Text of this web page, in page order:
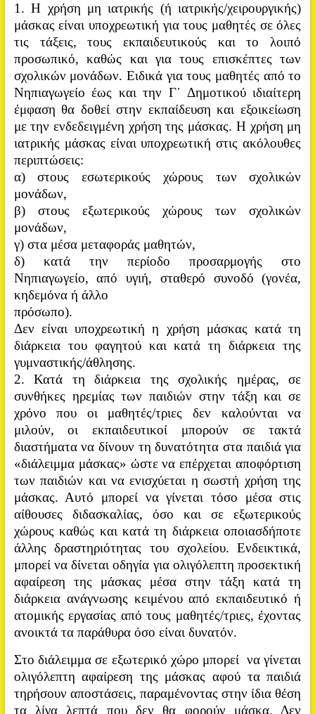
1. Η χρήση μη ιατρικής (ή ιατρικής/χειρουργικής)
μάσκας είναι υποχρεωτική για τους μαθητές σε όλες
τις τάξεις, τους εκπαιδευτικούς και το λοιπό
προσωπικό, καθώς και για τους επισκέπτες των
σχολικών μονάδων.Ειδικά για τους μαθητές από το
Νηπιαγωγείο έως και την Γ΄ Δημοτικού ιδιαίτερη
έμφαση θα δοθεί στην εκπαίδευση και εξοικείωση
με την ενδεδειγμένη χρήση της μάσκας. Η χρήση μη
ιατρικής μάσκας είναι υποχρεωτική στις ακόλουθες
περιπτώσεις:
α) στους εσωτερικούς χώρους των σχολικών
μονάδων,
β) στους εξωτερικούς χώρους των σχολικών
μονάδων,
γ) στα μέσα μεταφοράς μαθητών,
δ) κατά την περίοδο προσαρμογής στο
Νηπιαγωγείο, από υγιή, σταθερό συνοδό (γονέα,
κηδεμόνα ή άλλο
πρόσωπο).
Δεν είναι υποχρεωτική η χρήση μάσκας κατά τη
διάρκεια του φαγητού και κατά τη διάρκεια της
γυμναστικής/άθλησης.
2. Κατά τη διάρκεια της σχολικής ημέρας, σε
συνθήκες ηρεμίας των παιδιών στην τάξη και σε
χρόνο που οι μαθητές/τριες δεν καλούνται να
μιλούν, οι εκπαιδευτικοί μπορούν σε τακτά
διαστήματα να δίνουν τη δυνατότητα στα παιδιά για
«διάλειμμα μάσκας» ώστε να επέρχεται αποφόρτιση
των παιδιών και να ενισχύεται η σωστή χρήση της
μάσκας. Αυτό μπορεί να γίνεται τόσο μέσα στις
αίθουσες διδασκαλίας, όσο και σε εξωτερικούς
χώρους καθώς και κατά τη διάρκεια οποιασδήποτε
άλληςδραστηριότητας του σχολείου. Ενδεικτικά,
μπορεί να δίνεται οδηγία για ολιγόλεπτη προσεκτική
αφαίρεση της μάσκας μέσα στην τάξη κατά τη
διάρκεια ανάγνωσης κειμένου από εκπαιδευτικό ή
ατομικής εργασίας από τους μαθητές/τριες, έχοντας
ανοικτά τα παράθυρα όσο είναι δυνατόν.
Στο διάλειμμα σε εξωτερικό χώρο μπορεί να γίνεται
ολιγόλεπτη αφαίρεση της μάσκας αφού τα παιδιά
τηρήσουν αποστάσεις, παραμένοντας στην ίδια θέση
τα λίγα λεπτά που δεν θα φορούν μάσκα. Δεν